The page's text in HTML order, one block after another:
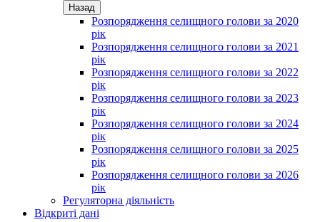
Назад
Розпорядження селищного голови за 2020
рік
Розпорядження селищного голови за 2021
рік
Розпорядження селищного голови за 2022
рік
Розпорядження селищного голови за 2023
рік
Розпорядження селищного голови за 2024
рік
Розпорядження селищного голови за 2025
рік
Розпорядження селищного голови за 2026
рік
Регуляторна діяльність
Відкриті дані